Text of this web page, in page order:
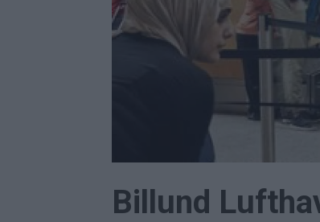
Billund